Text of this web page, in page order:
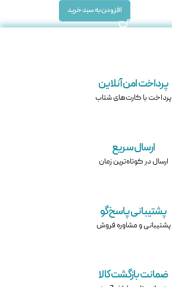
افزودن به سبد خرید
پرداخت امن آنلاین
پرداخت با کارت‌های شتاب
ارسال سریع
ارسال در کوتاه‌ترین زمان
پشتیبانی پاسخ‌گو
پشتیبانی و مشاوره فروش
ضمانت بازگشت کالا